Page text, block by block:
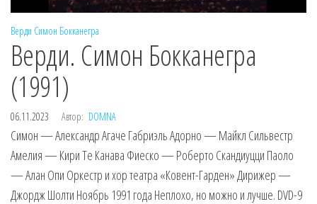
Верди Симон Бокканегра
Верди. Симон Бокканегра
(1991)
06.11.2023 Автор: DOMNA
Симон — Александр Агаче Габриэль Адорно — Майкл Сильвестр
Амелия — Кири Те Канава Фиеско — Роберто Скандиуцци Паоло
— Алан Опи Оркестр и хор театра «Ковент-Гарден» Дирижер —
Джордж Шолти Ноябрь 1991 года Неплохо, но можно и лучше. DVD-9